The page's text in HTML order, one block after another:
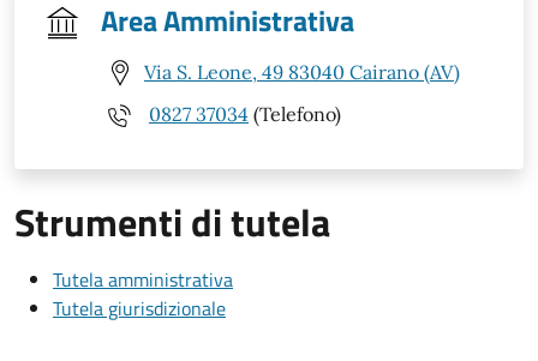
Area Amministrativa
Via S. Leone, 49 83040 Cairano (AV)
0827 37034 (Telefono)
Strumenti di tutela
Tutela amministrativa
Tutela giurisdizionale